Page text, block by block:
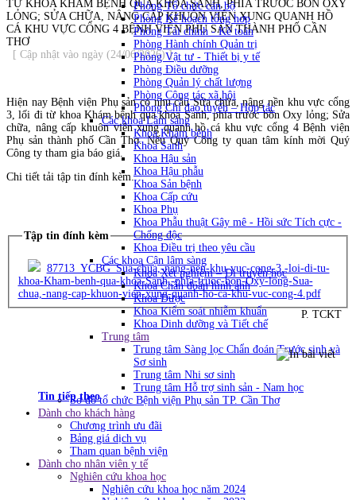
Phòng Tổ chức cán bộ
Phòng Kế hoạch tổng hơp
Phòng Tài chính - Kế toán
Phòng Hành chính Quản trị
Phòng Vật tư - Thiết bị y tế
Phòng Điều dưỡng
Phòng Quản lý chất lượng
Phòng Công tác xã hội
Phòng Chỉ đạo tuyến – Hợp tác
Các khoa Lâm sàng
Khoa Khám bệnh
Khoa Sanh
Khoa Hậu sản
Khoa Hậu phẫu
Khoa Sản bệnh
Khoa Cấp cứu
Khoa Phụ
Khoa Phẫu thuật Gây mê - Hồi sức Tích cực -
Chống độc
Khoa Điều trị theo yêu cầu
Các khoa Cận lâm sàng
Khoa Xét nghiệm – Di truyền học
Khoa Chẩn đoán hình ảnh
Khoa Dược
Khoa Kiểm soát nhiễm khuẩn
Khoa Dinh dưỡng và Tiết chế
Trung tâm
Trung tâm Sàng lọc Chẩn đoán Trước sinh và
Sơ sinh
Trung tâm Nhi sơ sinh
Trung tâm Hỗ trợ sinh sản - Nam học
Sơ đồ tổ chức Bệnh viện Phụ sản TP. Cần Thơ
Dành cho khách hàng
Chương trình ưu đãi
Bảng giá dịch vụ
Tham quan bệnh viện
Dành cho nhân viên y tế
Nghiên cứu khoa học
Nghiên cứu khoa học năm 2024
TỪ KHOA KHÁM BỆNH QUA KHOA SANH, PHÍA TRƯỚC BỒN OXY
LỎNG; SỬA CHỮA, NÂNG CẤP KHUÔN VIÊN XUNG QUANH HỒ
CÁ KHU VỰC CỔNG 4 BỆNH VIỆN PHỤ SẢN THÀNH PHỐ CẦN
THƠ
[ Cập nhật vào ngày (24/06/2026) ]
Hiện nay Bệnh viện Phụ sản có nhu cầuSửa chữa, nâng nền khu vực cổng
3, lối đi từ khoa Khám bệnh qua khoa Sanh, phía trước bồn Oxy lỏng; Sửa
chữa, nâng cấp khuôn viên xung quanh hồ cá khu vực cổng 4 Bệnh viện
Phụ sản thành phố Cần Thơ. Nếu Quý Công ty quan tâm kính mời Quý
Công ty tham gia báo giá.
Chi tiết tải tập tin đính kèm.
Tập tin đính kèm
87713_YCBG_Sua-chua,-nang-nen-khu-vuc-cong-3,-loi-di-tu-
khoa-Kham-benh-qua-khoa-Sanh,-phia-truoc-bon-Oxy-long-Sua-
chua,-nang-cap-khuon-vien-xung-quanh-ho-ca-khu-vuc-cong-4.pdf
P. TCKT
Tin tiếp theo